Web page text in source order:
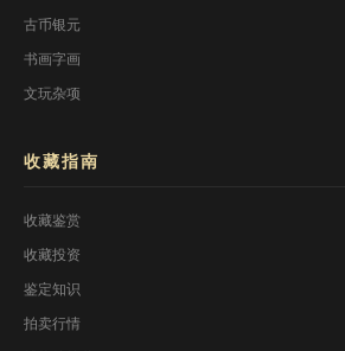
古币银元
书画字画
文玩杂项
收藏指南
收藏鉴赏
收藏投资
鉴定知识
拍卖行情